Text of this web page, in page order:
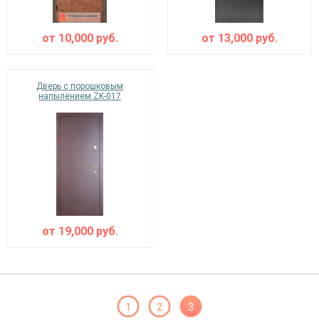
от 10,000руб. от 13,000руб.
Дверь с порошковым
напылением ZK-017
от 19,000руб.
1 2 3